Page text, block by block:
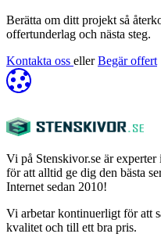
Berätta om ditt projekt så
offertunderlag och nästa steg.
Kontakta oss eller Begär offert
Vi på Stenskivor.se är
för att alltid ge dig den bästa
Internet sedan 2010!
Vi arbetar kontinuerligt för att
kvalitet och till ett bra pris.